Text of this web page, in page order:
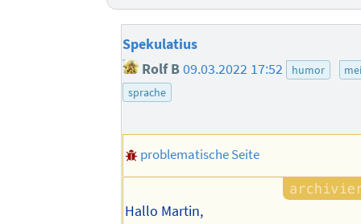
Spekulatius
Rolf B09.03.2022 17:52 humor
sprache
problematische Seite
Hallo Martin,